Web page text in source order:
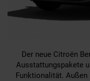
Der neue Citroën
Ausstattungspakete
Funktionalität. Außen